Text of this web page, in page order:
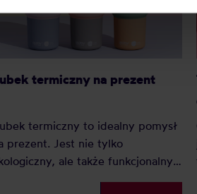
termiczny na prezent
termiczny to idealny pomysł
prezent. Jest nie tylko
ale także funkcjonalny.
termiczne przychodzą w